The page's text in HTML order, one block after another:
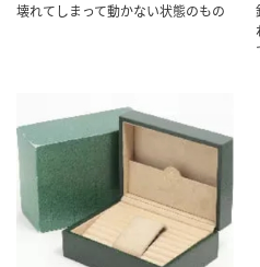
壊れてしまって動かない状態のもの